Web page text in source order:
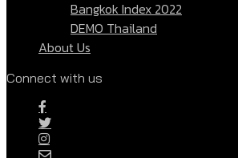
Bangkok Index 2022
DEMO Thailand
About Us
Connect with us